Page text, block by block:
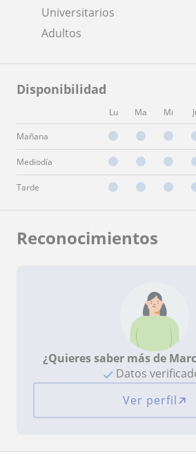
Universitarios
Adultos
Disponibilidad
Lu Ma Mi
Mañana
Mediodía
Tarde
Reconocimientos
¿Quieres saber más de
Datos
Ver perfil